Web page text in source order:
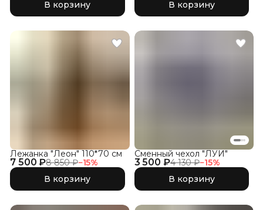
В корзину В корзину
7 500 ₽8 850 ₽−15%
Лежанка "Леон" 110*70 см
В корзину
3 500 ₽4 130 ₽−15%
Сменный чехол "ЛУИ"
В корзину